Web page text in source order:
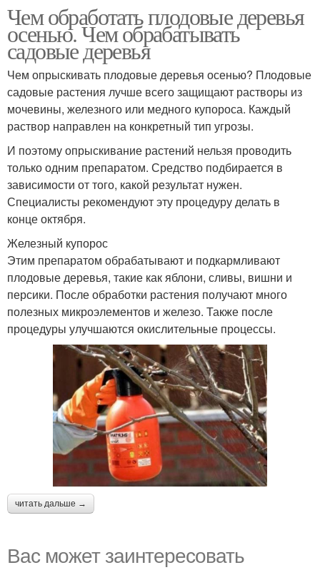
Чем обработать плодовые деревья
осенью. Чем обрабатывать
садовые деревья
Чем опрыскивать плодовые деревья осенью? Плодовые
садовые растения лучше всего защищают растворы из
мочевины, железного или медного купороса. Каждый
раствор направлен на конкретный тип угрозы.
И поэтому опрыскивание растений нельзя проводить
только одним препаратом. Средство подбирается в
зависимости от того, какой результат нужен.
Специалисты рекомендуют эту процедуру делать в
конце октября.
Железный купорос
Этим препаратом обрабатывают и подкармливают
плодовые деревья, такие как яблони, сливы, вишни и
персики. После обработки растения получают много
полезных микроэлементов и железо. Также после
процедуры улучшаются окислительные процессы.
читать дальше →
Вас может заинтересовать